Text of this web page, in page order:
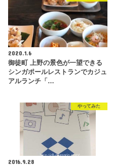
2020.1.6
御徒町 上野の景色が一望できる
シンガポールレストランでカジュ
アルランチ「…
やってみた
2016.9.28